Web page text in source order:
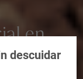
en
descuidar